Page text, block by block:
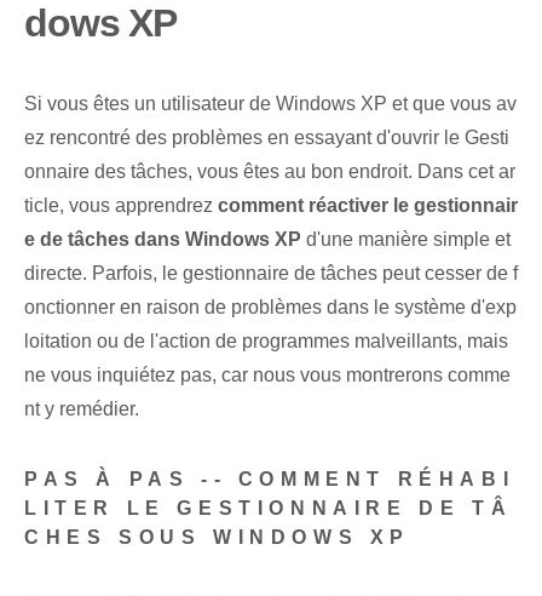
dows XP
Si vous êtes un utilisateur de Windows XP et que vous av
ez rencontré des problèmes en essayant d'ouvrir le Gesti
onnaire des tâches, vous êtes au bon endroit. Dans cet ar
ticle, vous apprendrez comment réactiver le gestionnair
e de tâches dans Windows XP d'une manière simple et
directe. Parfois, le gestionnaire de tâches peut cesser de f
onctionner en raison de problèmes dans le système d'exp
loitation ou de l'action de programmes malveillants, mais
ne vous inquiétez pas, car nous vous montrerons comme
nt y remédier.
PAS À PAS -- COMMENT RÉHABI
LITER LE GESTIONNAIRE DE TÂ
CHES SOUS WINDOWS XP